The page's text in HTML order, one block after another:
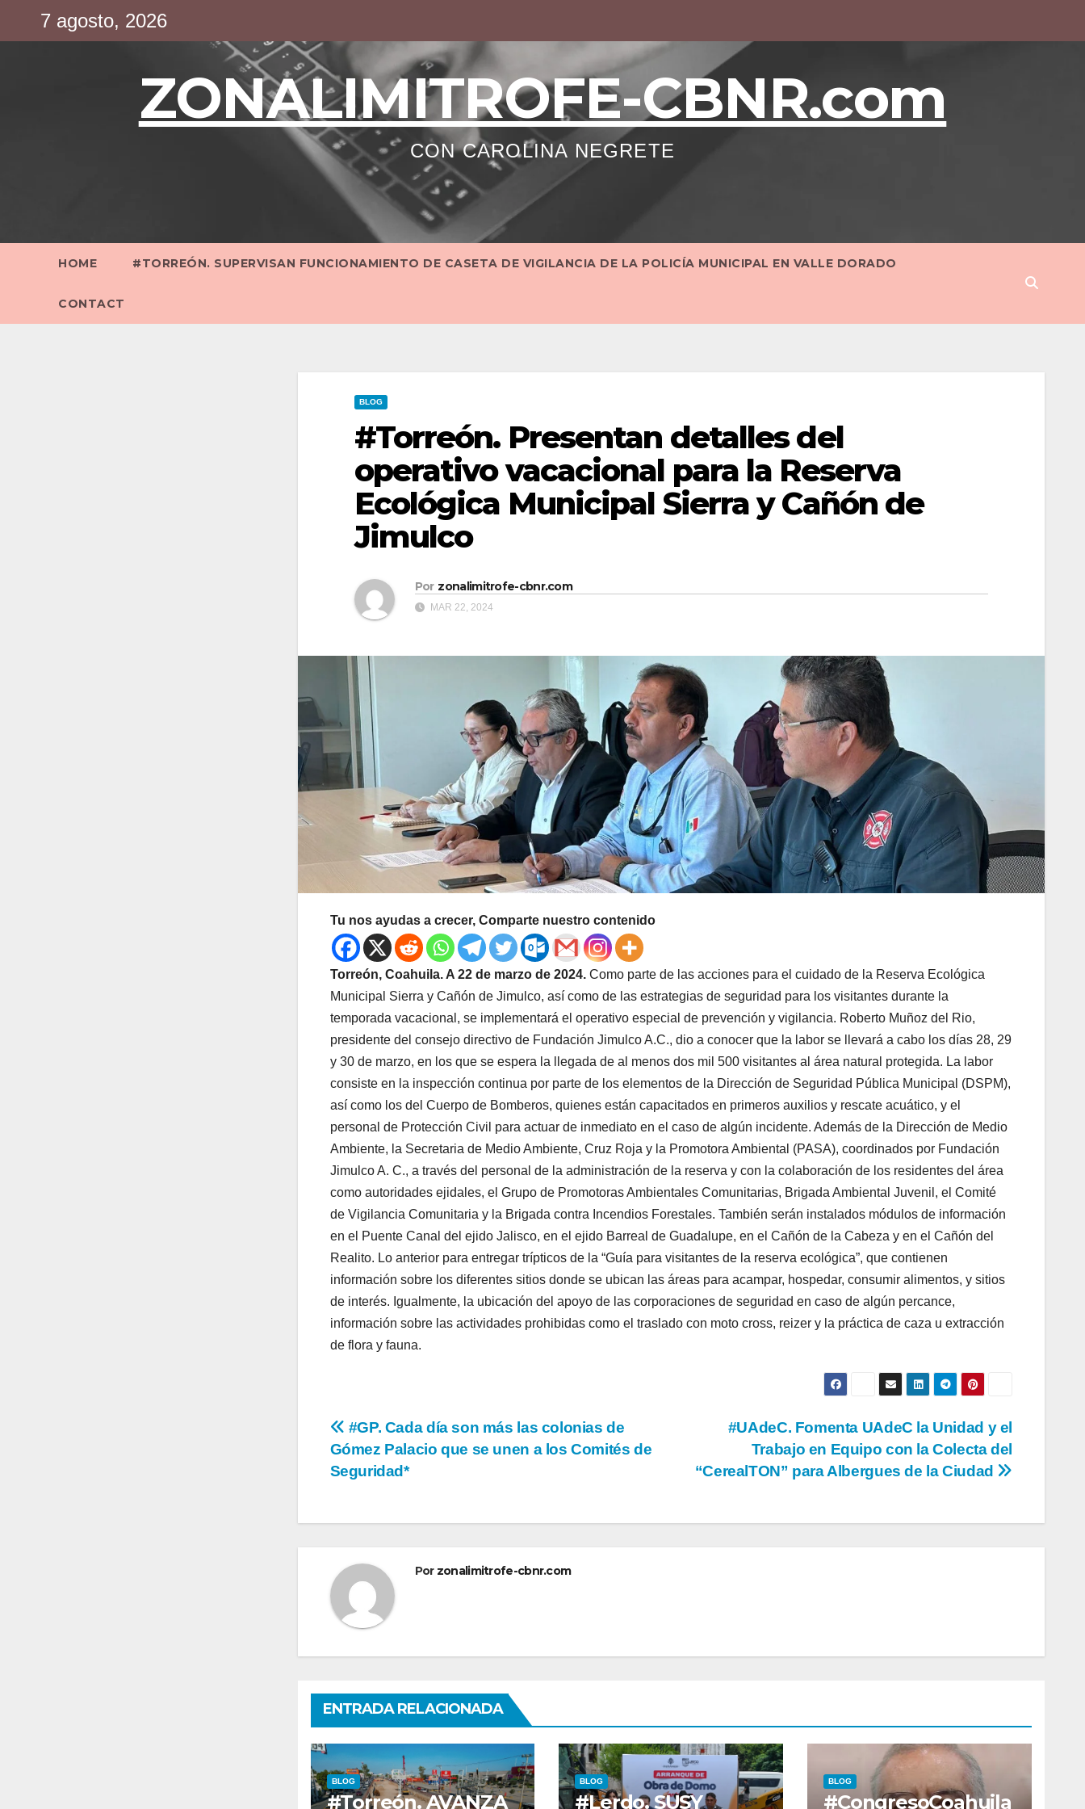
7 agosto, 2026
ZONALIMITROFE-CBNR.com
CON CAROLINA NEGRETE
HOME #TORREÓN. SUPERVISAN FUNCIONAMIENTO DE CASETA DE VIGILANCIA DE LA POLICÍA MUNICIPAL EN VALLE DORADO
CONTACT
BLOG
#Torreón. Presentan detalles del
operativo vacacional para la Reserva
Ecológica Municipal Sierra y Cañón de
Jimulco
Por zonalimitrofe-cbnr.com
MAR 22, 2024
Tu nos ayudas a crecer, Comparte nuestro contenido
Torreón, Coahuila. A 22 de marzo de 2024.Como parte de las acciones para el cuidado de la Reserva Ecológica
Municipal Sierra y Cañón de Jimulco, así como de las estrategias de seguridad para los visitantes durante la
temporada vacacional, se implementará el operativo especial de prevención y vigilancia. Roberto Muñoz del Rio,
presidente del consejo directivo de Fundación Jimulco A.C., dio a conocer que la labor se llevará a cabo los días 28, 29
y 30 de marzo, en los que se espera la llegada de al menos dos mil 500 visitantes al área natural protegida. La labor
consiste en la inspección continua por parte de los elementos de la Dirección de Seguridad Pública Municipal (DSPM),
así como los del Cuerpo de Bomberos, quienes están capacitados en primeros auxilios y rescate acuático, y el
personal de Protección Civil para actuar de inmediato en el caso de algún incidente. Además de la Dirección de Medio
Ambiente, la Secretaria de Medio Ambiente, Cruz Roja y la Promotora Ambiental (PASA), coordinados por Fundación
Jimulco A. C., a través del personal de la administración de la reserva y con la colaboración de los residentes del área
como autoridades ejidales, el Grupo de Promotoras Ambientales Comunitarias, Brigada Ambiental Juvenil, el Comité
de Vigilancia Comunitaria y la Brigada contra Incendios Forestales. También serán instalados módulos de información
en el Puente Canal del ejido Jalisco, en el ejido Barreal de Guadalupe, en el Cañón de la Cabeza y en el Cañón del
Realito. Lo anterior para entregar trípticos de la “Guía para visitantes de la reserva ecológica”, que contienen
información sobre los diferentes sitios donde se ubican las áreas para acampar, hospedar, consumir alimentos, y sitios
de interés. Igualmente, la ubicación del apoyo de las corporaciones de seguridad en caso de algún percance,
información sobre las actividades prohibidas como el traslado con moto cross, reizer y la práctica de caza u extracción
de flora y fauna.
Navegación
de
#UAdeC. Fomenta UAdeC la Unidad y el
Trabajo en Equipo con la Colecta del
“CerealTON” para Albergues de la Ciudad
#GP. Cada día son más las colonias de
Gómez Palacio que se unen a los Comités de
Seguridad*
Por zonalimitrofe-cbnr.com
ENTRADA RELACIONADA
BLOG
#Torreón. AVANZA
BLOG
#Lerdo. SUSY
BLOG
#CongresoCoahuila